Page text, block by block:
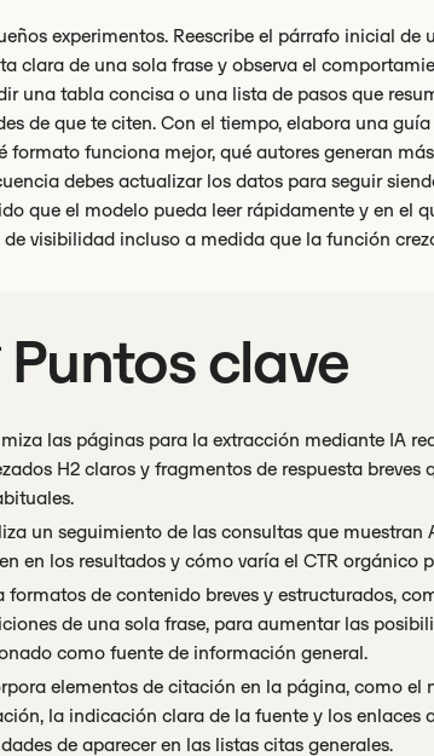
experimentos. Reescribe el párrafo inicial
clara de una sola frase y observa el
una tabla concisa o una lista de pasos que
de que te citen. Con el tiempo, elabora una
formato funciona mejor, qué autores generan
debes actualizar los datos para seguir
que el modelo pueda leer rápidamente y en el
visibilidad incluso a medida que la función
clave
las páginas para la extracción mediante IA
H2 claros y fragmentos de respuesta
un seguimiento de las consultas que muestran
en los resultados y cómo varía el CTR orgánico
formatos de contenido breves y estructurados,
de una sola frase, para aumentar las
como fuente de información general.
elementos de citación en la página, como el
la indicación clara de la fuente y los enlaces
de aparecer en las listas citas generales.